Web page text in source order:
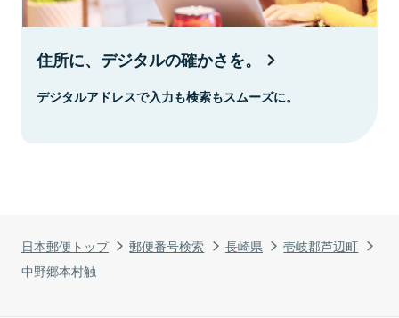
日本郵便トップ 郵便番号検索 長崎県
壱岐郡芦辺町
中野郷本村触
住所に、デジタルの確かさを。
デジタルアドレスで入力も検索もスムーズに。